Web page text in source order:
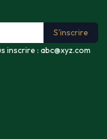
S'inscrire
inscrire : abc@xyz.com